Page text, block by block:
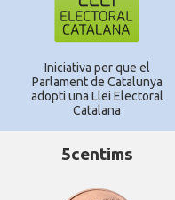
Iniciativa per que el
Parlament de Catalunya
adopti una Llei Electoral
Catalana
5centims